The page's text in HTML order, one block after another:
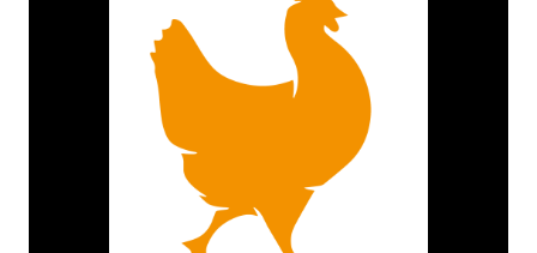
در شرایط متنوع آب‌وهوایی عملکرد خوبی نشان دهد. در مقابل، مرغ
اصلاح‌نژاد شده و به‌صورت اختصاصی برای تولید تخم‌مرغ تجاری
طراحی گردیده است. ۲. میزان تخم‌گذاری تفاوت اصلی میان این دو
عدد تخم‌مرغ در سال تولید می‌کند. در حالی‌که مرغ بلک استار کمی